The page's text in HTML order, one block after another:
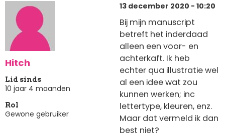
Hitch
Lid sinds
10 jaar 4 maanden
Rol
Gewone gebruiker
13 december 2020 - 10:20
Bij mijn manuscript
betreft het inderdaad
alleen een voor- en
achterkaft. Ik heb
echter qua illustratie wel
al een idee wat zou
kunnen werken; inc
lettertype, kleuren, enz.
Maar dat vermeld ik dan
best niet?